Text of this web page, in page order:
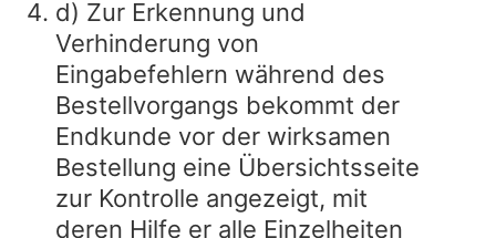
d) Zur Erkennung und
Verhinderung von
Eingabefehlern während des
Bestellvorgangs bekommt der
Endkunde vor der wirksamen
Bestellung eine Übersichtsseite
zur Kontrolle angezeigt, mit
deren Hilfe er alle Einzelheiten